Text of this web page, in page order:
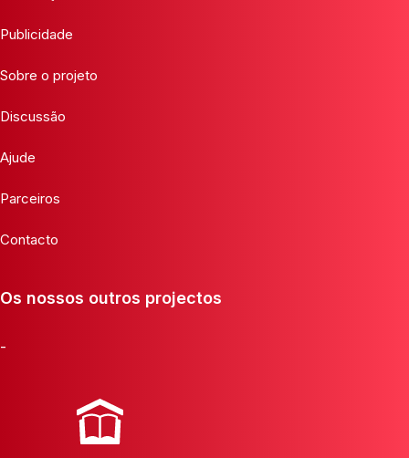
Publicidade
Sobre o projeto
Discussão
Ajude
Parceiros
Contacto
Os nossos outros projectos
-